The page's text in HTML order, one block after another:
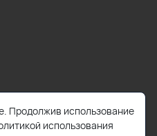
улица, 26к4
Продолжив использование
использования